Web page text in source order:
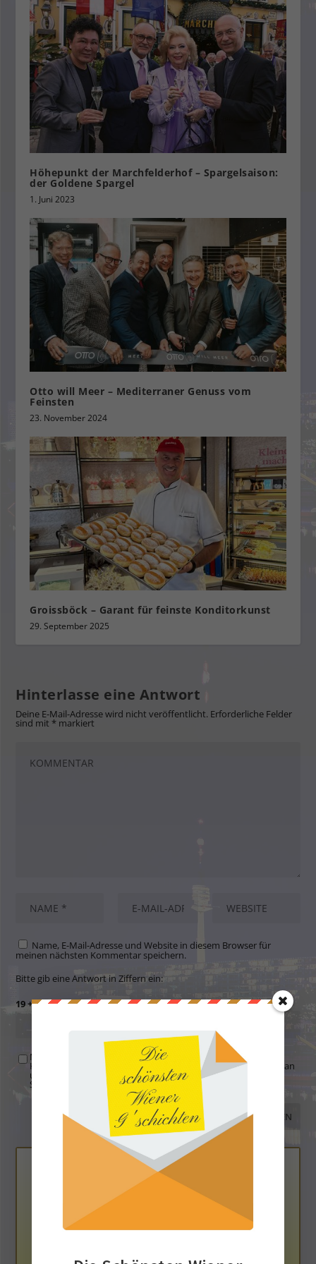
Höhepunkt der Marchfelderhof – Spargelsaison:
der Goldene Spargel
1. Juni 2023
Otto will Meer – Mediterraner Genuss vom
Feinsten
23. November 2024
Groissböck – Garant für feinste Konditorkunst
29. September 2025
Hinterlasse eine Antwort
Deine E-Mail-Adresse wird nicht veröffentlicht. Erforderliche Felder
sind mit* markiert
Name, E-Mail-Adresse und Website in diesem Browser für
meinen nächsten Kommentar speichern.
Bitte gib eine Antwort in Ziffern ein:
19 + 12 =
Mit der Nutzung dieses Formulars übertragen Sie Ihren
Kommentar, Name, Email und IP-Adresse (und ev. Webseite) an
uns und erklären sich einverstanden, dass diese auf unserem
Server gespeichert werden. SieheDatenschutzbelehrung